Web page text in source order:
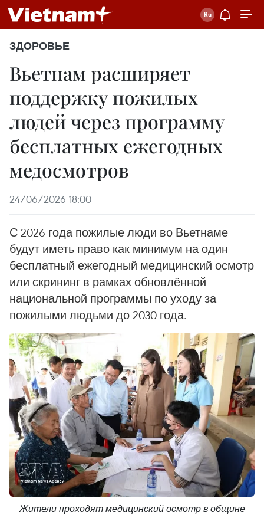
ЗДОРОВЬЕ
Вьетнам расширяет
поддержку пожилых
людей через программу
бесплатных ежегодных
медосмотров
24/06/2026 18:00
С 2026 года пожилые люди во Вьетнаме
будут иметь право как минимум на один
бесплатный ежегодный медицинский осмотр
или скрининг в рамках обновлённой
национальной программы по уходу за
пожилыми людьми до 2030 года.
Жители проходят медицинский осмотр в общине